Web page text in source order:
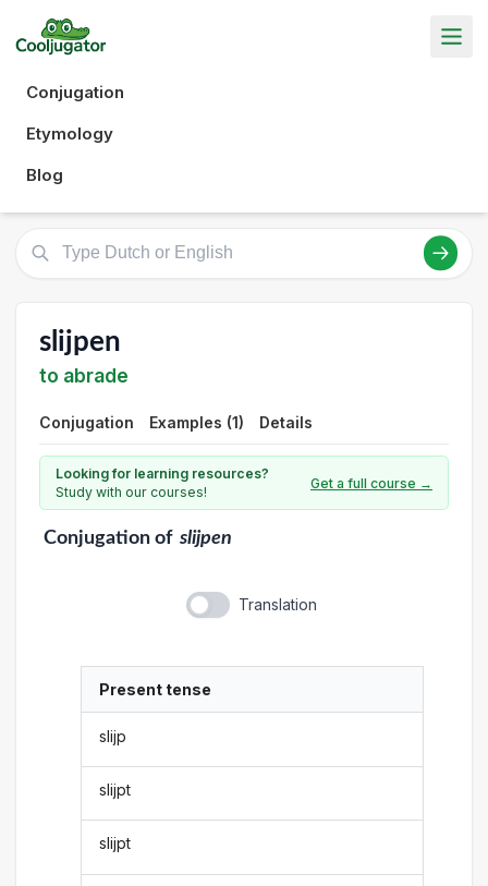
Conjugation
Etymology
Blog
slijpen
to abrade
Conjugation Examples (1) Details
Looking for learning resources?
Study with our courses!
Get a full course →
Conjugationof slijpen
Translation
Present tense
slijp
slijpt
slijpt